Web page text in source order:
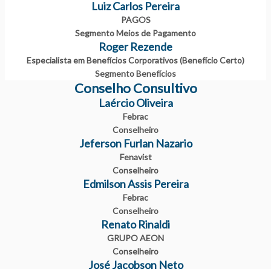
Luiz Carlos Pereira
PAGOS
Segmento Meios de Pagamento
Roger Rezende
Especialista em Benefícios Corporativos (Benefício Certo)
Segmento Benefícios
Conselho Consultivo
Laércio Oliveira
Febrac
Conselheiro
Jeferson Furlan Nazario
Fenavist
Conselheiro
Edmilson Assis Pereira
Febrac
Conselheiro
Renato Rinaldi
GRUPO AEON
Conselheiro
José Jacobson Neto